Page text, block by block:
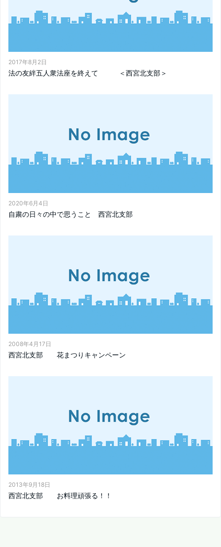
2017年8月2日
法の友絆五人衆法座を終えて ＜西宮北支部＞
2020年6月4日
自粛の日々の中で思うこと 西宮北支部
2008年4月17日
西宮北支部 花まつりキャンペーン
2013年9月18日
西宮北支部 お料理頑張る！！